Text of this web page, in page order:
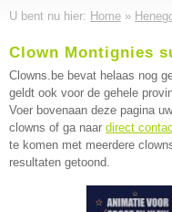
U bent nu hier: Home »
Clown Montignies
Clowns.be bevat helaas nog
geldt ook voor de gehele
Voer bovenaan deze pagina
clowns of ga naar direct
te komen met meerdere
resultaten getoond.